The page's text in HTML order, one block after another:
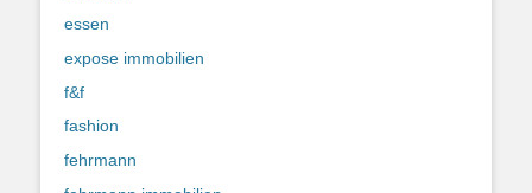
essen
expose immobilien
f&f
fashion
fehrmann